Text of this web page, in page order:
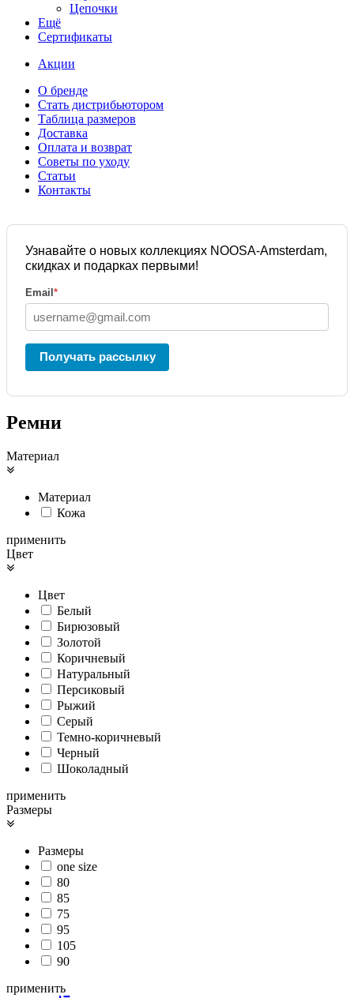
Цепочки
Ещё
Сертификаты
Акции
О бренде
Стать дистрибьютором
Таблица размеров
Доставка
Оплата и возврат
Советы по уходу
Статьи
Контакты
Узнавайте о новых коллекциях NOOSA-Amsterdam,
скидках и подарках первыми!
Email *
Получать рассылку
Ремни
Материал
Материал
Кожа
применить
Цвет
Цвет
Белый
Бирюзовый
Золотой
Коричневый
Натуральный
Персиковый
Рыжий
Серый
Темно-коричневый
Черный
Шоколадный
применить
Размеры
Размеры
one size
80
85
75
95
105
90
применить